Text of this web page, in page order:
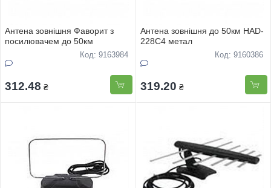
Антена зовнiшня Фаворит з
посилювачем до 50км
Код: 9163984
312.48 ₴
Антена зовнiшня до 50км HAD-
228C4 метал
Код: 9160386
319.20 ₴